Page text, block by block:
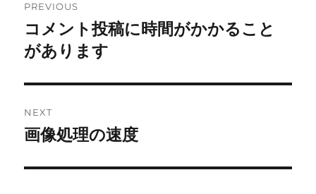
navigation
PREVIOUS
Previous
post:
コメント投稿に時間がかかること
があります
NEXT
Next
画像処理の速度